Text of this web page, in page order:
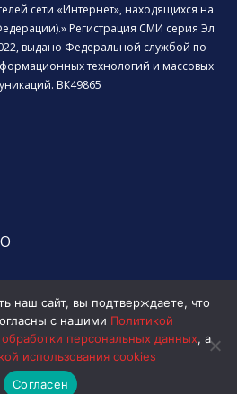
сети «Интернет», находящихся на
Регистрация СМИ серия Эл
выдано Федеральной службой по
технологий и массовых
ВК49865
наш сайт, вы подтверждаете, что
с нашими Политикой
персональных данных, а
использования cookies
Согласен